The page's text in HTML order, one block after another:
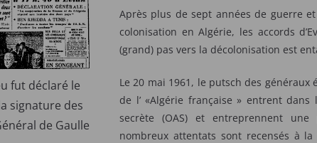
fut déclaré le
signature des
de Gaulle
Après plus de sept années de guerre
colonisation en Algérie, les accords
(grand) pas vers la décolonisation est
Le 20 mai 1961, le putsch des généraux
de l’ «Algérie française » entrent dans
secrète (OAS) et entreprennent
nombreux attentats sont recensés à